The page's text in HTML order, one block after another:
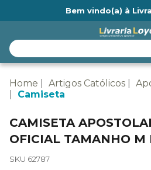
Bem vindo(a) à
Home Artigos Católicos
Camiseta
CAMISETA
OFICIAL TAMANHO M
SKU 62787